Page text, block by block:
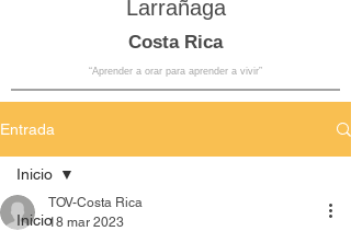
Larrañaga
Costa Rica
“Aprender a orar para aprender a vivir”
Entrada
Inicio
Inicio
TOV-Costa Rica
18 mar 2023